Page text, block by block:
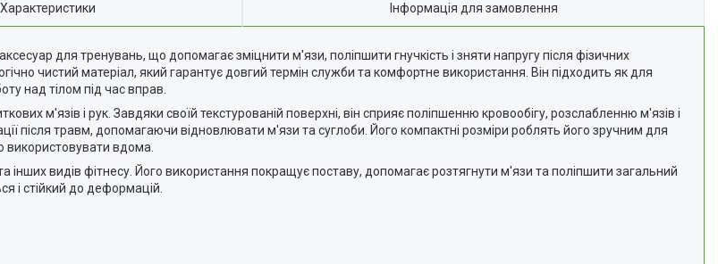
Характеристики Інформація для замовлення
для тренувань, що допомагає зміцнити м'язи, поліпшити гнучкість і зняти напругу після фізичних
чистий матеріал, який гарантує довгий термін служби та комфортне використання. Він підходить як для
над тілом під час вправ.
м'язів і рук. Завдяки своїй текстурованій поверхні, він сприяє поліпшенню кровообігу, розслабленню м'язів і
після травм, допомагаючи відновлювати м'язи та суглоби. Його компактні розміри роблять його зручним для
використовувати вдома.
інших видів фітнесу. Його використання покращує поставу, допомагає розтягнути м'язи та поліпшити загальний
і стійкий до деформацій.